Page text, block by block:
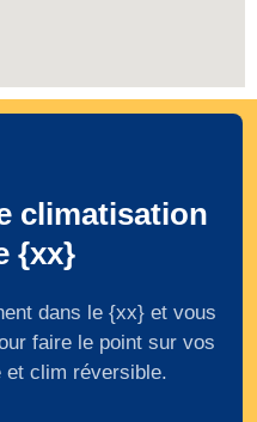
climatisation
{xx}
dans le {xx} et vous
faire le point sur vos
et clim réversible.